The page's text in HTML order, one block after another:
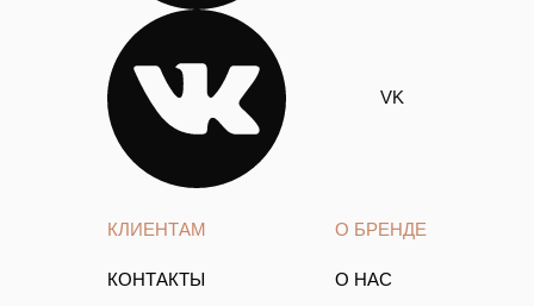
КЛИЕНТАМ
КОНТАКТЫ
О БРЕНДЕ
О НАС
VK